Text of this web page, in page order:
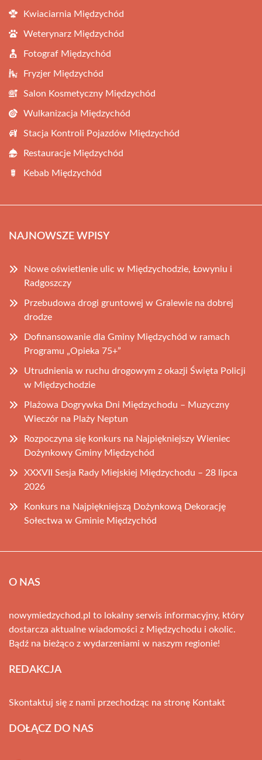
Kwiaciarnia Międzychód
Weterynarz Międzychód
Fotograf Międzychód
Fryzjer Międzychód
Salon Kosmetyczny Międzychód
Wulkanizacja Międzychód
Stacja Kontroli Pojazdów Międzychód
Restauracje Międzychód
Kebab Międzychód
NAJNOWSZE WPISY
Nowe oświetlenie ulic w Międzychodzie, Łowyniu i
Radgoszczy
Przebudowa drogi gruntowej w Gralewie na dobrej
drodze
Dofinansowanie dla Gminy Międzychód w ramach
Programu „Opieka 75+”
Utrudnienia w ruchu drogowym z okazji Święta Policji
w Międzychodzie
Plażowa Dogrywka Dni Międzychodu – Muzyczny
Wieczór na Plaży Neptun
Rozpoczyna się konkurs na Najpiękniejszy Wieniec
Dożynkowy Gminy Międzychód
XXXVII Sesja Rady Miejskiej Międzychodu – 28 lipca
2026
Konkurs na Najpiękniejszą Dożynkową Dekorację
Sołectwa w Gminie Międzychód
O NAS
nowymiedzychod.pl to lokalny serwis informacyjny, który
dostarcza aktualne wiadomości z Międzychodu i okolic.
Bądź na bieżąco z wydarzeniami w naszym regionie!
REDAKCJA
Skontaktuj się z nami przechodząc na stronę Kontakt
DOŁĄCZ DO NAS